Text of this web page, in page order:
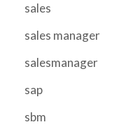
sales
sales manager
salesmanager
sap
sbm